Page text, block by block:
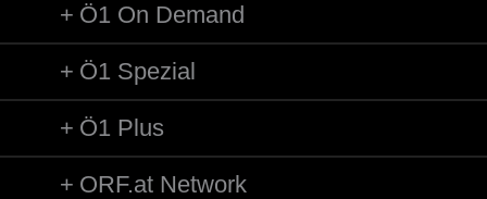
Ö1 On Demand
Ö1 Spezial
Ö1 Plus
ORF.at Network